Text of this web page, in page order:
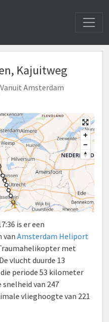
Kajuitweg
Amsterdam
is er een
van Amsterdam Heliport
met
vlucht duurde 13
periode 53 kilometer
van 247
vlieghoogte van 221